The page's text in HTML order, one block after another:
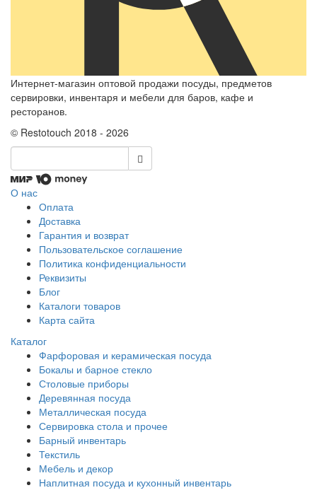
Интернет-магазин оптовой продажи посуды, предметов
сервировки, инвентаря и мебели для баров, кафе и
ресторанов.
© Restotouch 2018 - 2026
О нас
Оплата
Доставка
Гарантия и возврат
Пользовательское соглашение
Политика конфиденциальности
Реквизиты
Блог
Каталоги товаров
Карта сайта
Каталог
Фарфоровая и керамическая посуда
Бокалы и барное стекло
Столовые приборы
Деревянная посуда
Металлическая посуда
Сервировка стола и прочее
Барный инвентарь
Текстиль
Мебель и декор
Наплитная посуда и кухонный инвентарь